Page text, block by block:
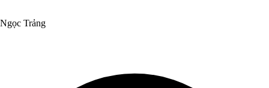
Ngọc Trảng